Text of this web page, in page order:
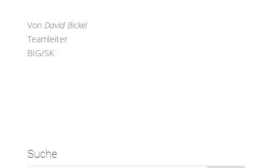
Von David Bickel
Teamleiter
BIG/SK
Suche